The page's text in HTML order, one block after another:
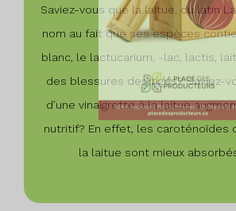
Saviez-vous que la laitue, du latin
nom au fait que ses espèces
blanc, le lactucarium, -lac, lactis,
des blessures des tiges? Saviez-
d’une vinaigrette à la laitue
nutritif? En effet, les caroténoïdes
la laitue sont mieux